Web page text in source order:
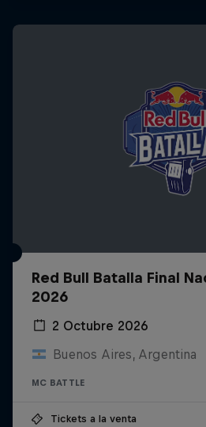
Red Bull Batalla Final
2026
2 Octubre 2026
Buenos Aires, Argentina
MC BATTLE
Tickets a la venta